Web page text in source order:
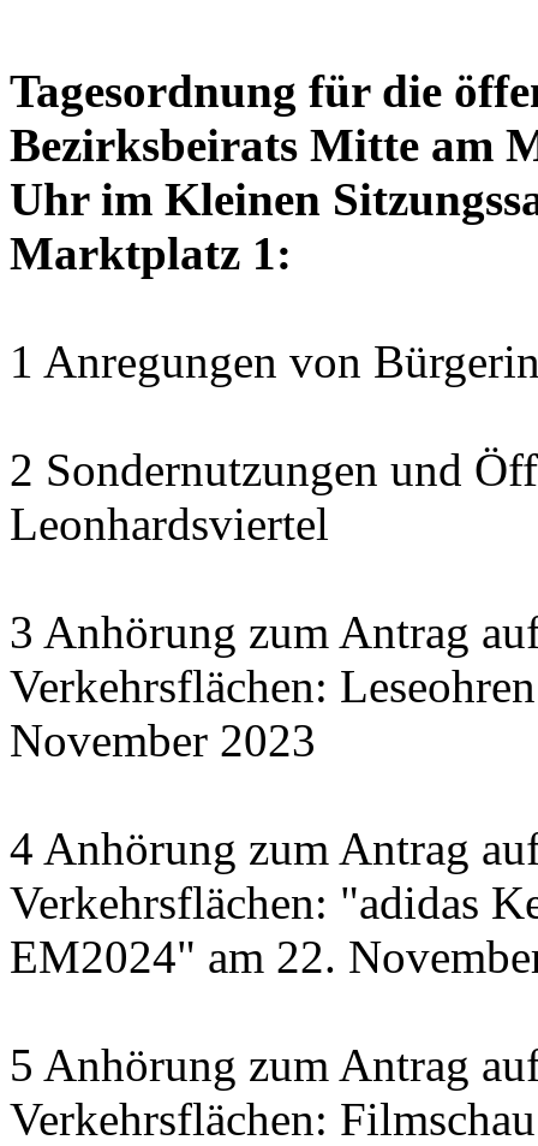
Tagesordnung für die
Bezirksbeirats Mitte am
Uhr im Kleinen
Marktplatz 1:
1 Anregungen von
2 Sondernutzungen und
Leonhardsviertel
3 Anhörung zum Antrag
Verkehrsflächen:
November 2023
4 Anhörung zum Antrag
Verkehrsflächen: "adidas
EM2024" am 22.
5 Anhörung zum Antrag
Verkehrsflächen: